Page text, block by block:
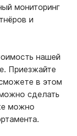
мониторинг
и
нашей
Приезжайте
в этом
сделать
можно